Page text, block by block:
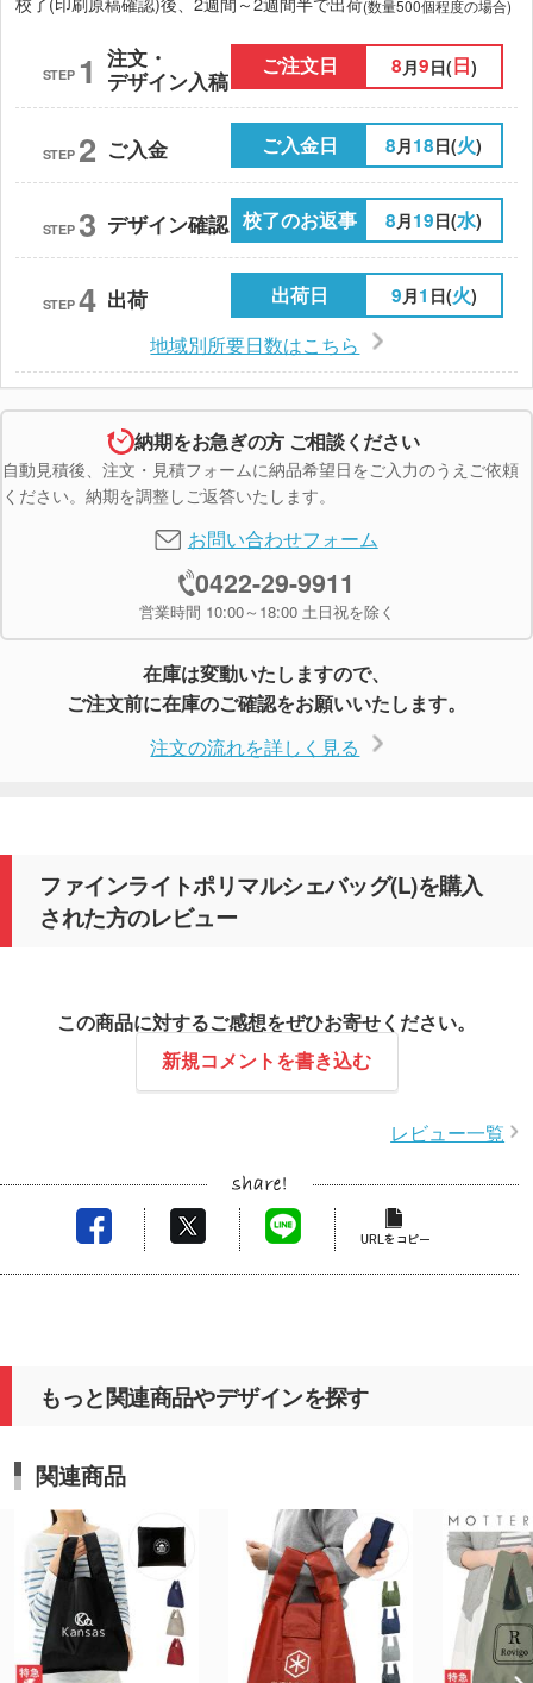
(数量500個程度の場合)
STEP 1 注文・
デザイン入稿
ご注文日 8 月9日(日)
STEP 2 ご入金 ご入金日 8月18日(火)
STEP 3 デザイン確認 校了のお返事 8月19日(水)
STEP 4 出荷 出荷日 9月1 日(火)
地域別所要日数はこちら
納期をお急ぎの方 ご相談ください
自動見積後、注文・見積フォームに納品希望日をご入力のうえご依頼
ください。納期を調整しご返答いたします。
お問い合わせフォーム
0422-29-9911
営業時間 10:00～18:00 土日祝を除く
在庫は変動いたしますので、
ご注文前に在庫のご確認をお願いいたします。
注文の流れを詳しく見る
ファインライトポリマルシェバッグ(L)を購入
された方のレビュー
この商品に対するご感想をぜひお寄せください。
新規コメントを書き込む
レビュー一覧
もっと関連商品やデザインを探す
関連商品